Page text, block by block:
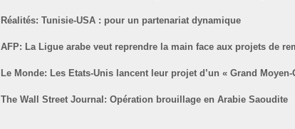
Réalités: Tunisie-USA : pour un partenariat dynamique
AFP: La Ligue arabe veut reprendre la main face aux projets de
Le Monde: Les Etats-Unis lancent leur projet d’un « Grand Moyen-
The Wall Street Journal: Opération brouillage en Arabie Saoudite